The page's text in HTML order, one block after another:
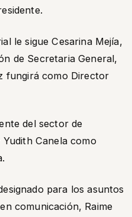
le sigue Cesarina Mejía,
de Secretaria General,
fungirá como Director
del sector de
Canela como
para los asuntos
comunicación, Raime